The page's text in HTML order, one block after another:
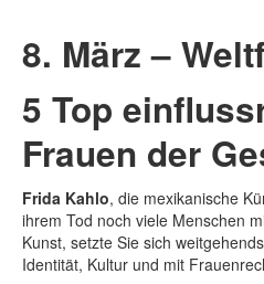
8. März –
5 Top
Frauen der
Frida Kahlo, die mexikanische
ihrem Tod noch viele Menschen
Kunst, setzte Sie sich
Identität, Kultur und mit